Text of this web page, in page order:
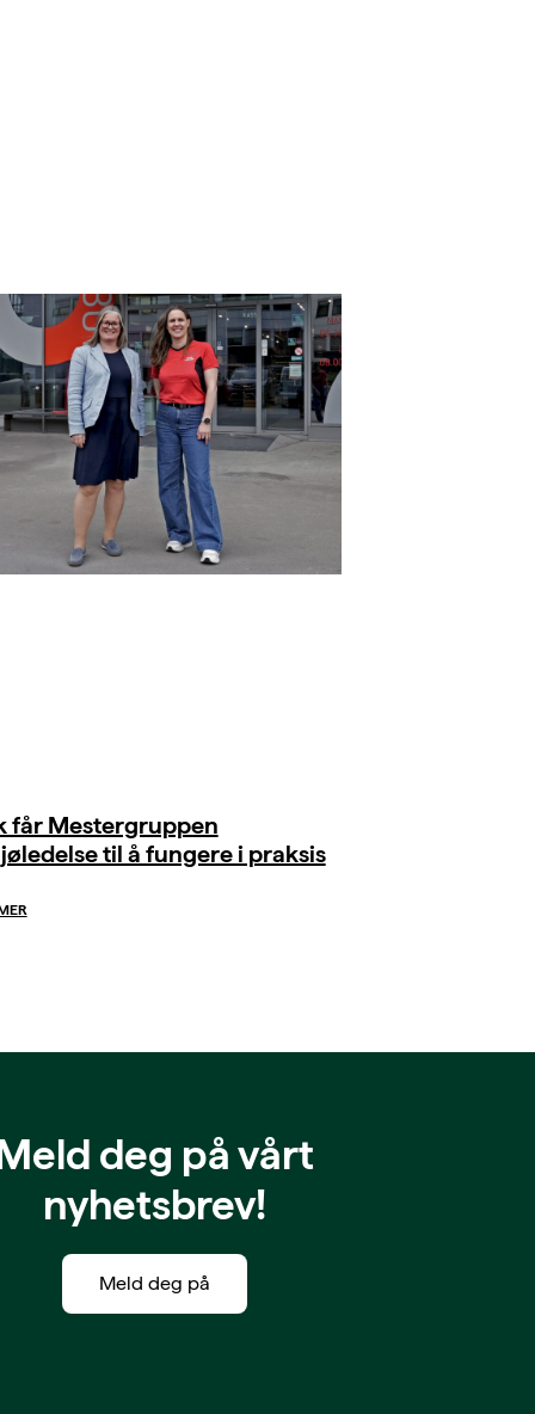
får Mestergruppen
til å fungere i praksis
deg på vårt
nyhetsbrev!
Meld deg på